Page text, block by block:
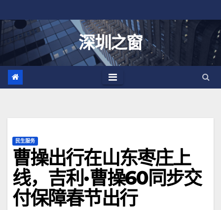
至
深圳之窗
民生服务
曹操出行在山东枣庄上
线，吉利·曹操60同步交
付保障春节出行